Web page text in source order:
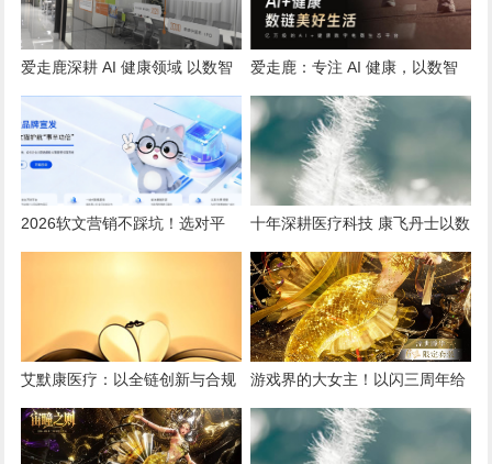
爱走鹿深耕 AI 健康领域 以数智
创新，赋能全民健康
爱走鹿：专注 AI 健康，以数智
守护全民日常健康生活
2026软文营销不踩坑！选对平
台，小预算也能撬动大流量
十年深耕医疗科技 康飞丹士以数
字赋能重构医疗服务新生态
艾默康医疗：以全链创新与合规
深耕，赋能医疗健康高质量发展
游戏界的大女主！以闪三周年给
我看爽了，尤其是美杜莎，强推
女性向之光